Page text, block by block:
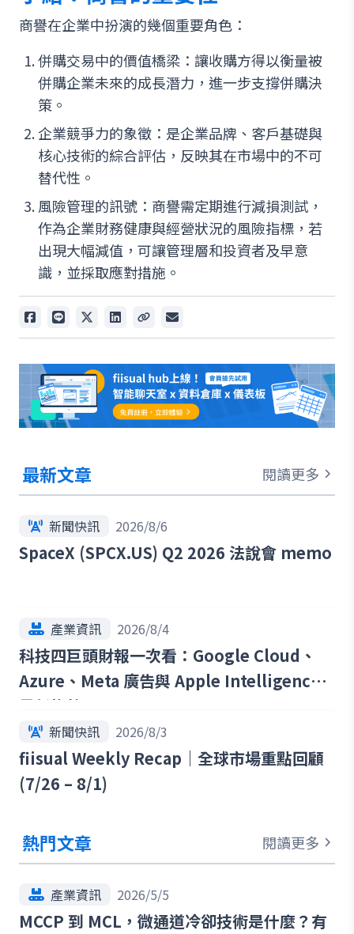
商譽在企業中扮演的幾個重要角色：
併購交易中的價值橋梁：讓收購方得以衡量被
併購企業未來的成長潛力，進一步支撐併購決
策。
企業競爭力的象徵：是企業品牌、客戶基礎與
核心技術的綜合評估，反映其在市場中的不可
替代性。
風險管理的訊號：商譽需定期進行減損測試，
作為企業財務健康與經營狀況的風險指標，若
出現大幅減值，可讓管理層和投資者及早意
識，並採取應對措施。
最新文章 閱讀更多
新聞快訊 2026/8/6
SpaceX (SPCX.US) Q2 2026 法說會 memo
產業資訊 2026/8/4
科技四巨頭財報一次看：Google Cloud、
Azure、Meta 廣告與 Apple Intelligence
最新趨勢
新聞快訊 2026/8/3
fiisual Weekly Recap｜全球市場重點回顧
(7/26 – 8/1)
熱門文章 閱讀更多
產業資訊 2026/5/5
MCCP 到 MCL，微通道冷卻技術是什麼？有